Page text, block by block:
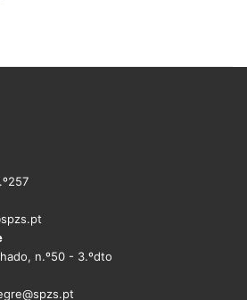
/ MISERICÓRDIAS
n.º50 - 3.ºdto